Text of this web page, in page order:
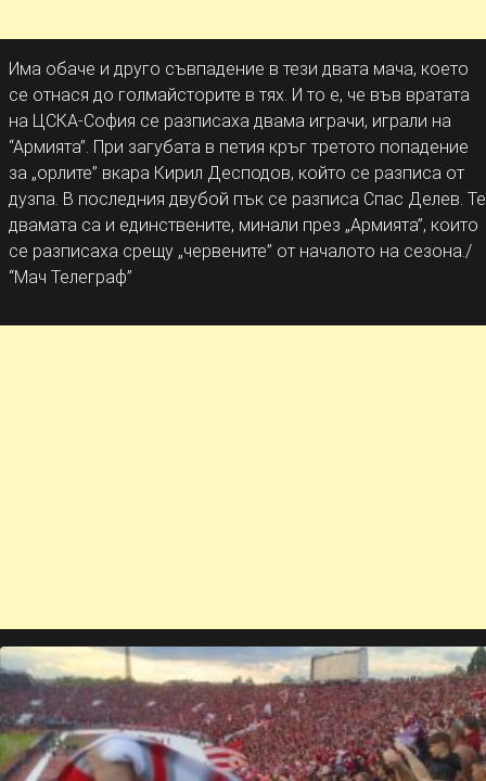
Има обаче и друго съвпадение в тези двата мача, което
се отнася до голмайсторите в тях. И то е, че във вратата
на ЦСКА-София се разписаха двама играчи, играли на
“Армията”. При загубата в петия кръг третото попадение
за „орлите” вкара Кирил Десподов, който се разписа от
дузпа. В последния двубой пък се разписа Спас Делев. Те
двамата са и единствените, минали през „Армията”, които
се разписаха срещу „червените” от началото на сезона./
“Мач Телеграф”